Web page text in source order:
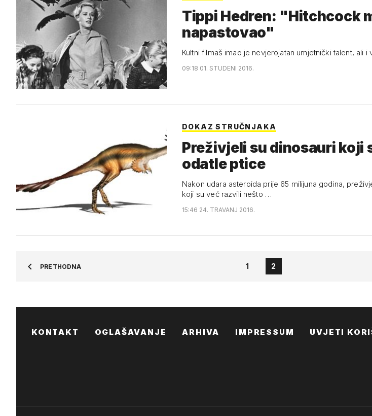
Tippi Hedren: "Hitchcock
napastovao"
Kultni filmaš imao je nevjerojatan umjetnički talent, ali i
09:18 01. STUDENI 2016.
DOKAZ STRUČNJAKA
Preživjeli su dinosauri koji
odatle ptice
Nakon udara asteroida prije 65 milijuna godina,
koji su već razvili nešto …
15:46 24. TRAVANJ 2016.
PRETHODNA 1 2
KONTAKT OGLAŠAVANJE ARHIVA IMPRESSUM UVJETI